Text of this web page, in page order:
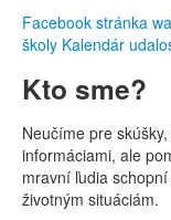
Facebook stránka
školy Kalendár
Kto sme?
Neučíme pre
informáciami, ale
mravní ľudia
životným situáciám.